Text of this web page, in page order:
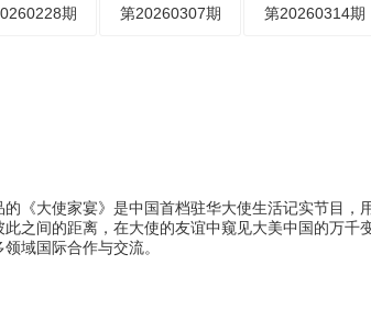
期 第20260307期 第20260314期
《大使家宴》是中国首档驻华大使生活记实节目，
之间的距离，在大使的友谊中窥见大美中国的万千
域国际合作与交流。